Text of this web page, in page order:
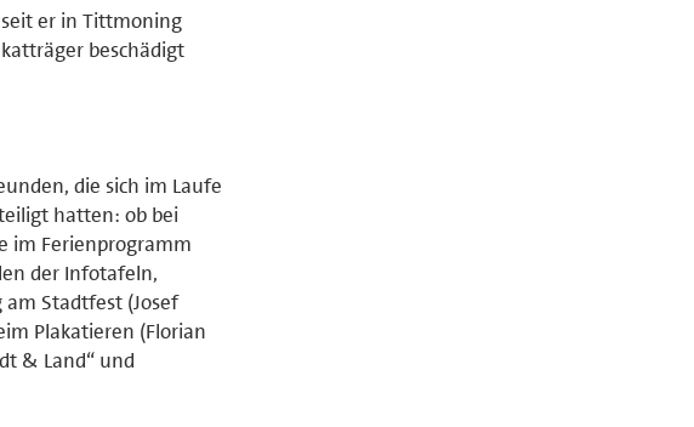
er in Tittmoning
beschädigt
die sich im Laufe
hatten: ob bei
im Ferienprogramm
der Infotafeln,
Stadtfest (Josef
Plakatieren (Florian
& Land“ und